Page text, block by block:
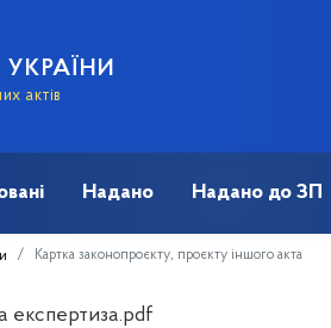
актів
Надано Надано до ЗП
Картка законопроєкту, проєкту іншого акта
експертиза.pdf